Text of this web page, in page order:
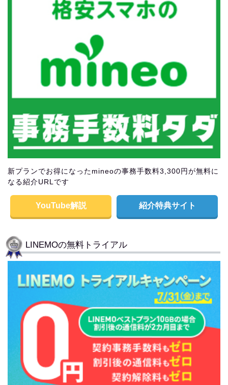
新プランでお得になったmineoの事務手数料3,300円が無料に
なる紹介URLです
YouTube解説 紹介特典サイト
LINEMOの無料トライアル